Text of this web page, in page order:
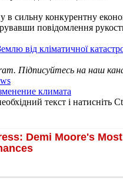
в сильну конкурентну
повідомлення
від кліматичної
Підписуйтесь на наш
климата
текст і натисніть